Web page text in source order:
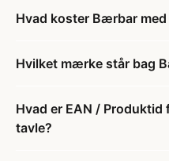
Hvad koster Bærbar
Hvilket mærke står bag
Hvad er EAN /
tavle?